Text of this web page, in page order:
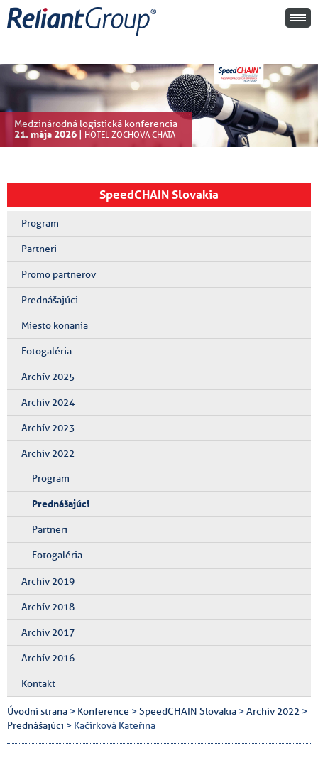
Medzinárodná logistická konferencia
21. mája 2026 | HOTEL ZOCHOVA CHATA
SpeedCHAIN Slovakia
Program
Partneri
Promo partnerov
Prednášajúci
Miesto konania
Fotogaléria
Archív 2025
Archív 2024
Archív 2023
Archív 2022
Program
Prednášajúci
Partneri
Fotogaléria
Archív 2019
Archív 2018
Archív 2017
Archív 2016
Kontakt
Úvodní strana > Konference >SpeedCHAIN Slovakia >Archív 2022 >
Prednášajúci > Kačírková Kateřina